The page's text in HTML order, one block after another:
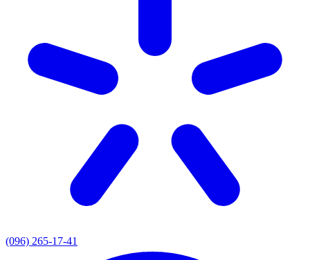
(096) 265-17-41